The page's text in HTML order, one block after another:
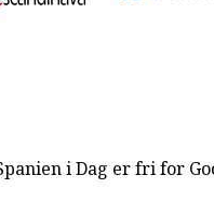
i Dag er fri for